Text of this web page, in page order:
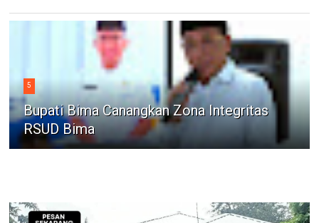
5
Bupati Bima Canangkan Zona Integritas
RSUD Bima